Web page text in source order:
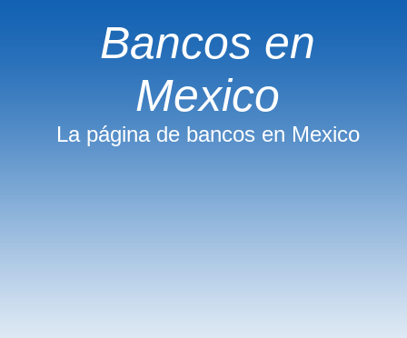
Bancos en
Mexico
La página de bancos en Mexico